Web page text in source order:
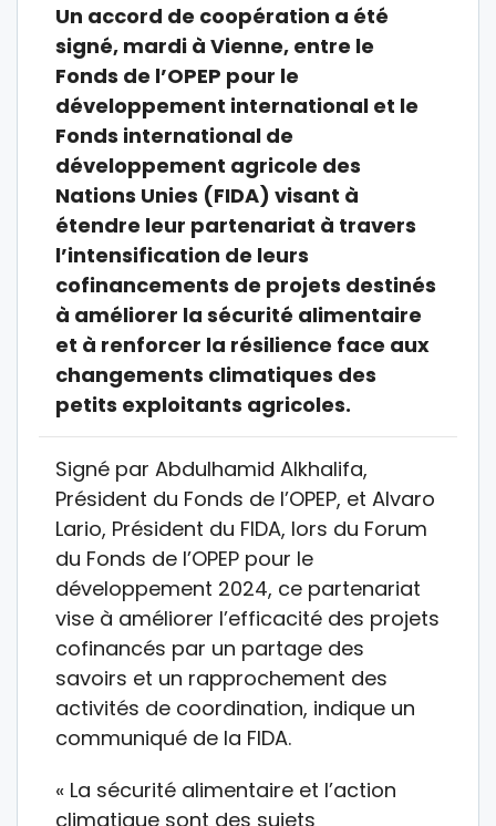
Un accord de coopération a été
signé, mardi à Vienne, entre le
Fonds de l’OPEP pour le
développement international et le
Fonds international de
développement agricole des
Nations Unies (FIDA) visant à
étendre leur partenariat à travers
l’intensification de leurs
cofinancements de projets destinés
à améliorer la sécurité alimentaire
et à renforcer la résilience face aux
changements climatiques des
petits exploitants agricoles.
Signé par Abdulhamid Alkhalifa,
Président du Fonds de l’OPEP, et Alvaro
Lario, Président du FIDA, lors du Forum
du Fonds de l’OPEP pour le
développement 2024, ce partenariat
vise à améliorer l’efficacité des projets
cofinancés par un partage des
savoirs et un rapprochement des
activités de coordination, indique un
communiqué de la FIDA.
« La sécurité alimentaire et l’action
climatique sont des sujets